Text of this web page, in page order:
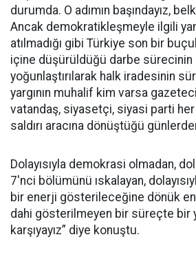
durumda. O adımın başındayız,
Ancak demokratikleşmeyle ilgili
atılmadığı gibi Türkiye son bir
içine düşürüldüğü darbe
yoğunlaştırılarak halk iradesinin
yargının muhalif kim varsa
vatandaş, siyasetçi, siyasi parti
saldırı aracına dönüştüğü
Dolayısıyla demokrasi olmadan,
7'nci bölümünü ıskalayan,
bir enerji gösterileceğine dönük
dahi gösterilmeyen bir süreçte bir
karşıyayız” diye konuştu.